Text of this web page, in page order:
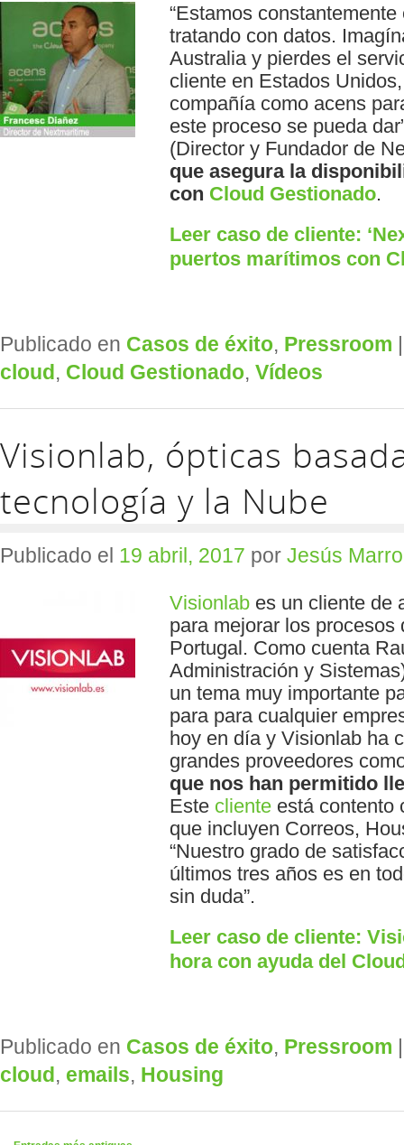
“Estamos
tratando con datos.
Australia y pierdes el
cliente en Estados
compañía como acens
este proceso se pueda
(Director y Fundador de
que asegura la
con Cloud Gestionado.
Leer caso de cliente:
puertos marítimos con
Publicado en Casos de éxito, Pressroom
cloud, Cloud Gestionado, Vídeos
Visionlab, ópticas
tecnología y la Nube
Publicado el 19 abril, 2017 por Jesús
Visionlabes un cliente de
para mejorar los
Portugal. Como cuenta
Administración y
un tema muy importante
para para cualquier
hoy en día y Visionlab ha
grandes proveedores
que nos han permitido
Este clienteestá contento
que incluyen Correos,
“Nuestro grado de
últimos tres años es en
sin duda”.
Leer caso de cliente:
hora con ayuda del
Publicado en Casos de éxito, Pressroom
cloud, emails, Housing